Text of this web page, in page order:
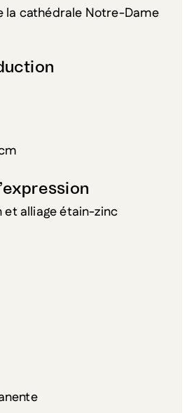
la cathédrale Notre-Dame
et alliage étain-zinc